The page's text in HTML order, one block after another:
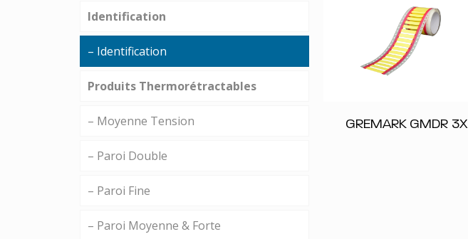
Identification
– Identification
Produits Thermorétractables
– Moyenne Tension
– Paroi Double
– Paroi Fine
– Paroi Moyenne & Forte
GREMARK GMDR 3X